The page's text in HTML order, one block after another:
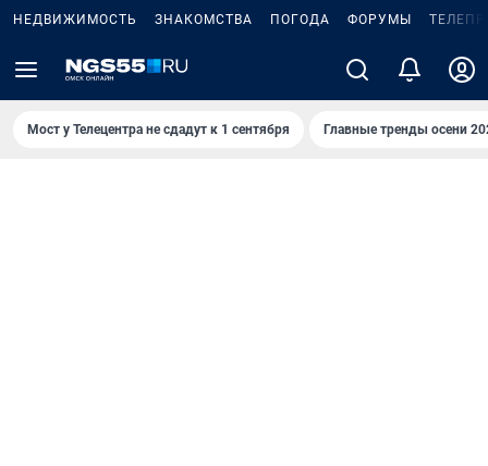
НЕДВИЖИМОСТЬ ЗНАКОМСТВА ПОГОДА ФОРУМЫ
Мост у Телецентра не сдадут к 1 сентября Главные тренды осени